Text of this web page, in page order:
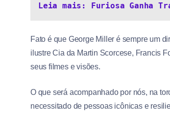
Leia mais: Furiosa Ganha
Fato é que George Miller é sempre um
ilustre Cia da Martin Scorcese, Francis
seus filmes e visões.
O que será acompanhado por nós, na
necessitado de pessoas icônicas e